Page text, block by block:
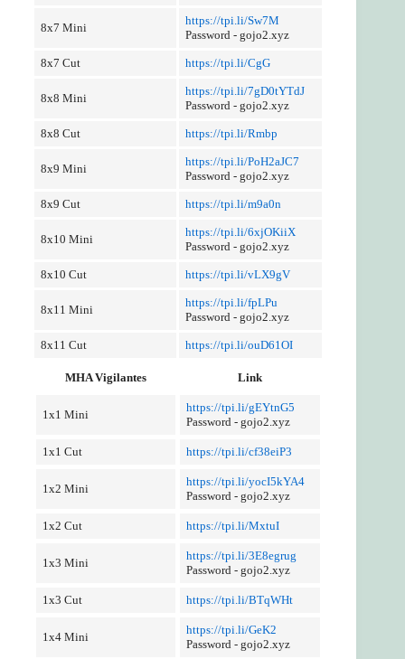
8x7 Mini
https://tpi.li/Sw7M
Password - gojo2.xyz
8x7 Cut https://tpi.li/CgG
8x8 Mini
https://tpi.li/7gD0tYTdJ
Password - gojo2.xyz
8x8 Cut https://tpi.li/Rmbp
8x9 Mini
https://tpi.li/PoH2aJC7
Password - gojo2.xyz
8x9 Cut https://tpi.li/m9a0n
8x10 Mini
https://tpi.li/6xjOKiiX
Password - gojo2.xyz
8x10 Cut https://tpi.li/vLX9gV
8x11 Mini
https://tpi.li/fpLPu
Password - gojo2.xyz
8x11 Cut https://tpi.li/ouD61OI
MHA Vigilantes Link
1x1 Mini
https://tpi.li/gEYtnG5
Password - gojo2.xyz
1x1 Cut https://tpi.li/cf38eiP3
1x2 Mini
https://tpi.li/yocI5kYA4
Password - gojo2.xyz
1x2 Cut https://tpi.li/MxtuI
1x3 Mini
https://tpi.li/3E8egrug
Password - gojo2.xyz
1x3 Cut https://tpi.li/BTqWHt
1x4 Mini
https://tpi.li/GeK2
Password - gojo2.xyz